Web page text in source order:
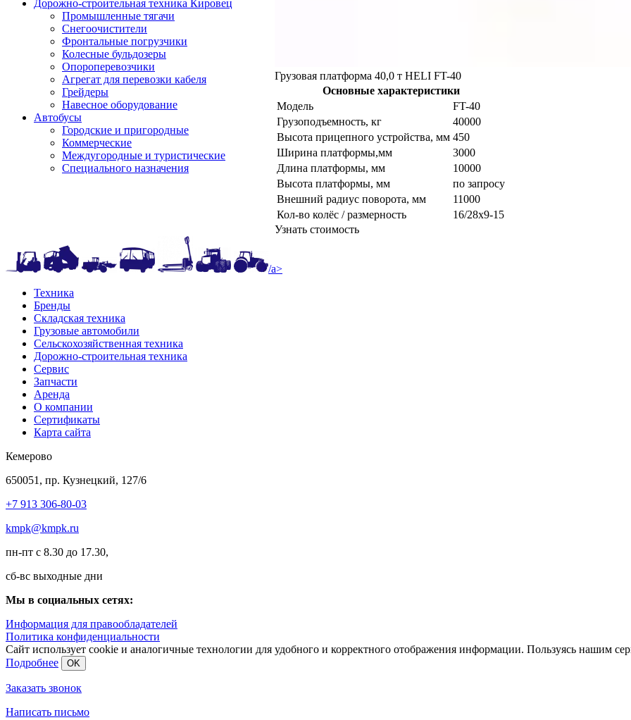
Дорожно-строительная техника Кировец
Промышленные тягачи
Снегоочистители
Фронтальные погрузчики
Колесные бульдозеры
Опороперевозчики
Агрегат для перевозки кабеля
Грейдеры
Навесное оборудование
Автобусы
Городские и пригородные
Коммерческие
Междугородные и туристические
Специального назначения
Грузовая платформа 40,0 т HELI FT-40
Основные характеристики
Модель
FT-40
Грузоподъемность, кг
40000
Высота прицепного устройства, мм 450
Ширина платформы,мм
3000
Длина платформы, мм
10000
Высота платформы, мм
по запросу
Внешний радиус поворота, мм
11000
Кол-во колёс / размерность
16/28х9-15
Узнать стоимость
/a>
Техника
Бренды
Складская техника
Грузовые автомобили
Сельскохозяйственная техника
Дорожно-строительная техника
Сервис
Запчасти
Аренда
О компании
Сертификаты
Карта сайта
Кемерово
650051, пр. Кузнецкий, 127/6
+7 913 306-80-03
kmpk@kmpk.ru
пн-пт с 8.30 до 17.30,
сб-вс выходные дни
Мы в социальных сетях:
Информация для правообладателей
Политика конфиденциальности
Сайт использует cookie и аналогичные технологии для удобного и корректного отображения информации. Пользуясь нашим
Подробнее
OK
Заказать звонок
Написать письмо